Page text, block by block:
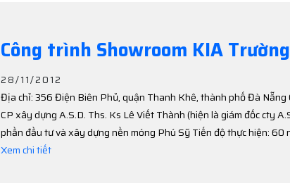
Công trình Showroom KIA
28/11/2012
Địa chỉ: 356 Điện Biên Phủ, quận Thanh Khê, thành phố Đà
CP xây dựng A.S.D. Ths. Ks Lê Viết Thành (hiện là giám đốc cty
phần đầu tư và xây dựng nền móng Phú Sỹ Tiến độ thực hiện: 60
Xem chi tiết